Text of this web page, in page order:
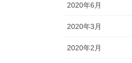
2020年6月
2020年3月
2020年2月